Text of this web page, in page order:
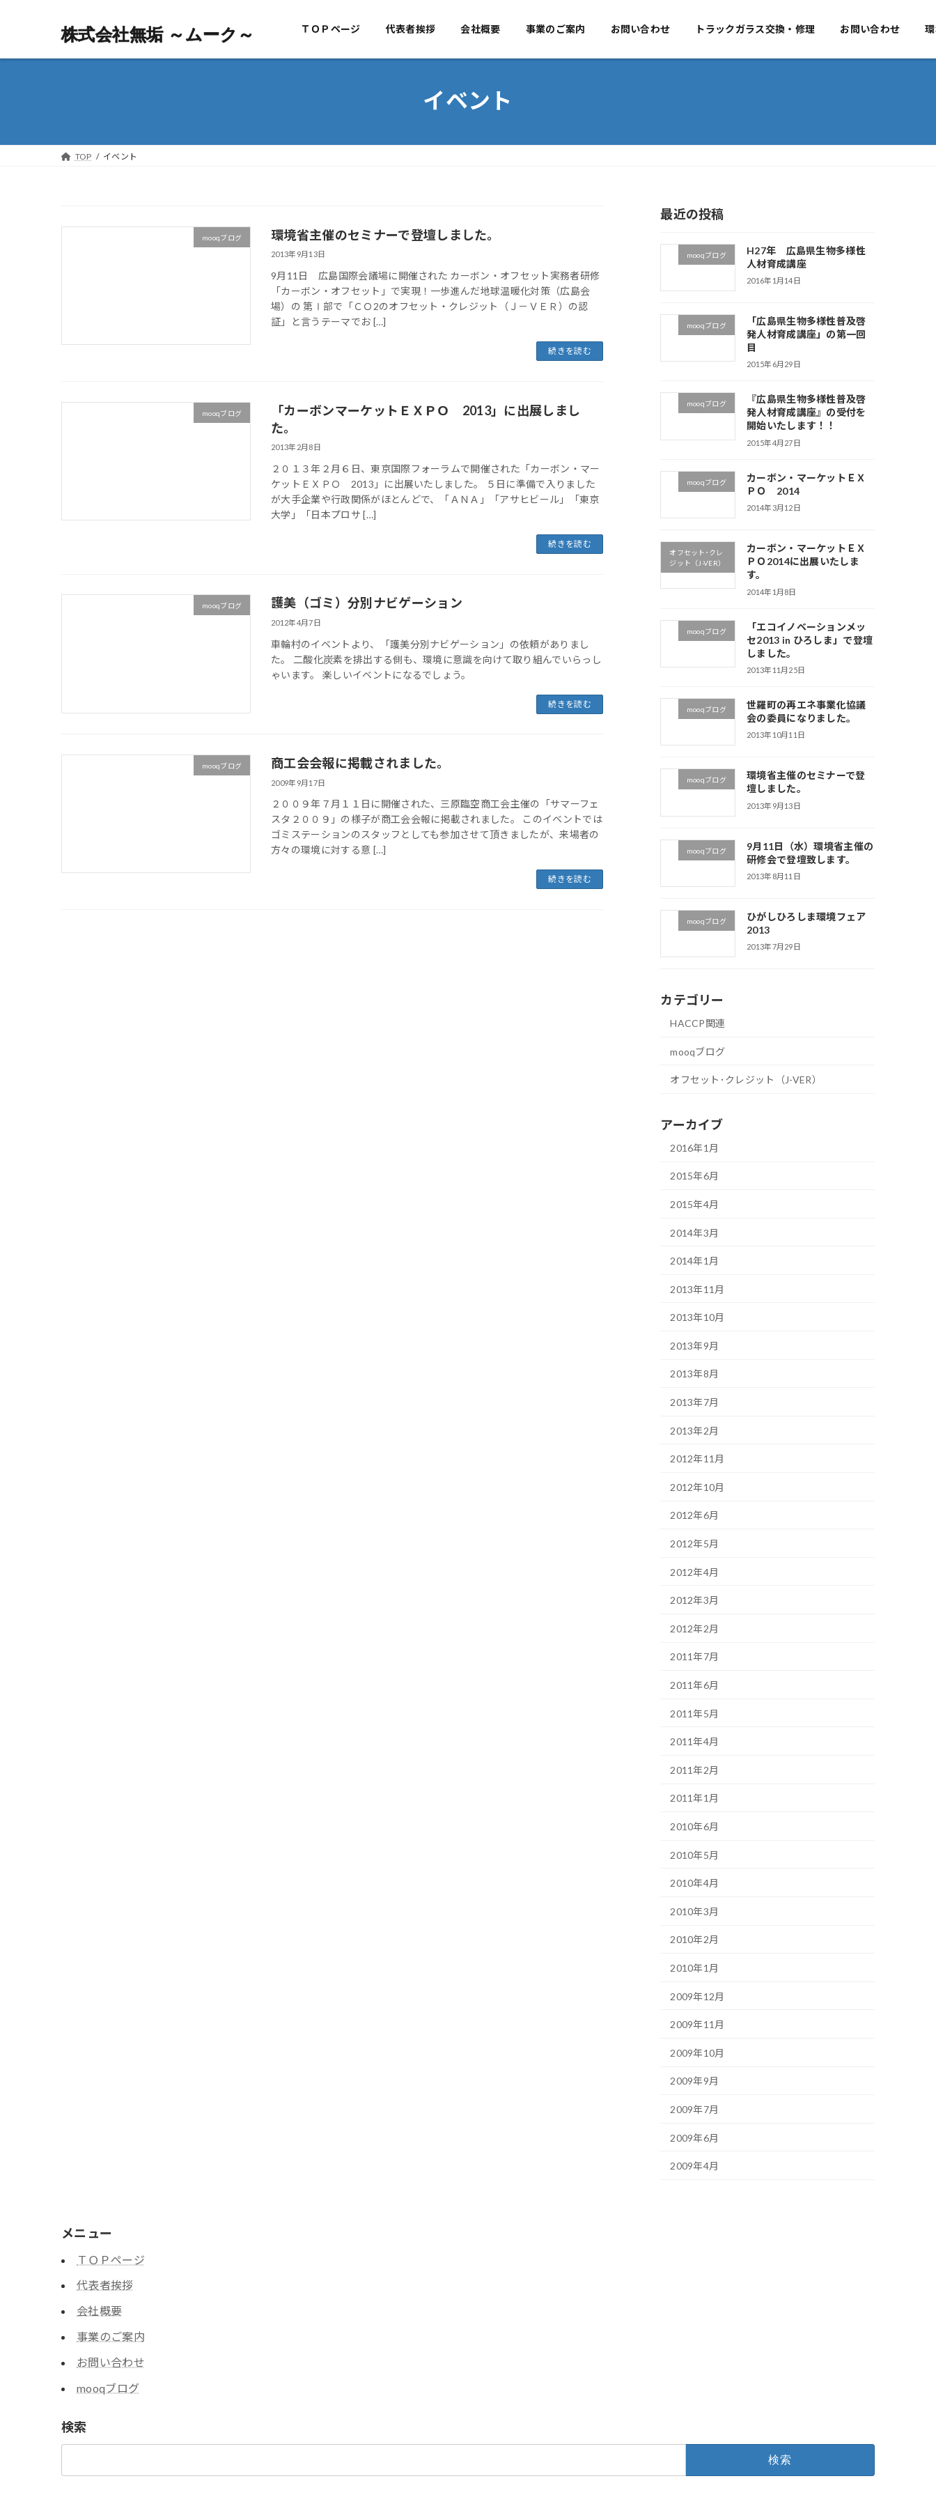
株式会社無垢 ～ムーク～ TOPページ 代表者挨拶 会社概要 事業のご案内 お問い合わせ
株式会社無垢 ～ムーク～ ＴＯＰページ 代表者挨拶 会社概要 事業のご案内 お問い合わせ トラックガラス交換・修理 お問い合わせ
イベント
TOP イベント
mooqブログ 環境省主催のセミナーで登壇しました。
2013年9月13日
9月11日 広島国際会議場に開催された カーボン・オフセット実務者研修
「カーボン・オフセット」で実現！一歩進んだ地球温暖化対策（広島会
場）の 第Ⅰ部で「ＣＯ2のオフセット・クレジット（Ｊ－ＶＥＲ）の認
証」と言うテーマでお […]
続きを読む
mooqブログ
「カーボンマーケットＥＸＰＯ 2013」に出展しまし
た。
2013年2月8日
２０１３年２月６日、東京国際フォーラムで開催された「カーボン・マー
ケットＥＸＰＯ 2013」に出展いたしました。 ５日に準備で入りました
が大手企業や行政関係がほとんどで、「ＡＮＡ」「アサヒビール」「東京
大学」「日本プロサ […]
続きを読む
mooqブログ 護美（ゴミ）分別ナビゲーション
2012年4月7日
車輪村のイベントより、「護美分別ナビゲーション」の依頼がありまし
た。 二酸化炭素を排出する側も、環境に意識を向けて取り組んでいらっし
ゃいます。 楽しいイベントになるでしょう。
続きを読む
mooqブログ 商工会会報に掲載されました。
2009年9月17日
２００９年７月１１日に開催された、三原臨空商工会主催の「サマーフェ
スタ２００９」の様子が商工会会報に掲載されました。 このイベントでは
ゴミステーションのスタッフとしても参加させて頂きましたが、来場者の
方々の環境に対する意 […]
続きを読む
最近の投稿
mooqブログ
H27年 広島県生物多様性
人材育成講座
2016年1月14日
mooqブログ
「広島県生物多様性普及啓
発人材育成講座」の第一回
目
2015年6月29日
mooqブログ
『広島県生物多様性普及啓
発人材育成講座』の受付を
開始いたします！！
2015年4月27日
mooqブログ
カーボン・マーケットＥＸ
ＰＯ 2014
2014年3月12日
オフセット･クレ
ジット（J-VER）
カーボン・マーケットＥＸ
ＰＯ2014に出展いたしま
す。
2014年1月8日
mooqブログ
「エコイノベーションメッ
セ2013 in ひろしま」で登壇
しました。
2013年11月25日
mooqブログ
世羅町の再エネ事業化協議
会の委員になりました。
2013年10月11日
mooqブログ
環境省主催のセミナーで登
壇しました。
2013年9月13日
mooqブログ
9月11日（水）環境省主催の
研修会で登壇致します。
2013年8月11日
mooqブログ
ひがしひろしま環境フェア
2013
2013年7月29日
カテゴリー
HACCP関連
mooqブログ
オフセット･クレジット（J-VER）
アーカイブ
2016年1月
2015年6月
2015年4月
2014年3月
2014年1月
2013年11月
2013年10月
2013年9月
2013年8月
2013年7月
2013年2月
2012年11月
2012年10月
2012年6月
2012年5月
2012年4月
2012年3月
2012年2月
2011年7月
2011年6月
2011年5月
2011年4月
2011年2月
2011年1月
2010年6月
2010年5月
2010年4月
2010年3月
2010年2月
2010年1月
2009年12月
2009年11月
2009年10月
2009年9月
2009年7月
2009年6月
2009年4月
メニュー
ＴＯＰページ
代表者挨拶
会社概要
事業のご案内
お問い合わせ
mooqブログ
検索